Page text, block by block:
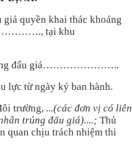
giá quyền khai thác khoáng
tại khu
đấu giá…………………..
lực từ ngày ký ban hành.
trường, ...(các đơn vị có liên
trúng đấu giá)....; Thủ
quan chịu trách nhiệm thi